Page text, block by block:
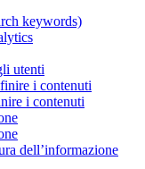
keywords)
utenti
i contenuti
i contenuti
dell’informazione